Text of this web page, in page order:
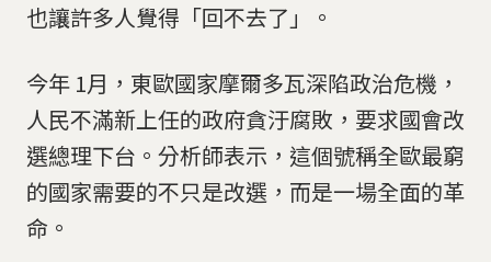
也讓許多人覺得「回不去了」。
今年 1月，東歐國家摩爾多瓦深陷政治危機，
人民不滿新上任的政府貪汙腐敗，要求國會改
選總理下台。分析師表示，這個號稱全歐最窮
的國家需要的不只是改選，而是一場全面的革
命。